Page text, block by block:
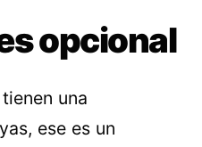
opcional
una
ese es un